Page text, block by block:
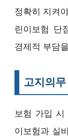
정확히 지켜
린이보험 단
경제적 부담
고지의
보험 가입 시
이보험과 실